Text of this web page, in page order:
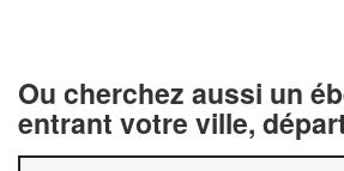
Ou cherchez aussi un
entrant votre ville,